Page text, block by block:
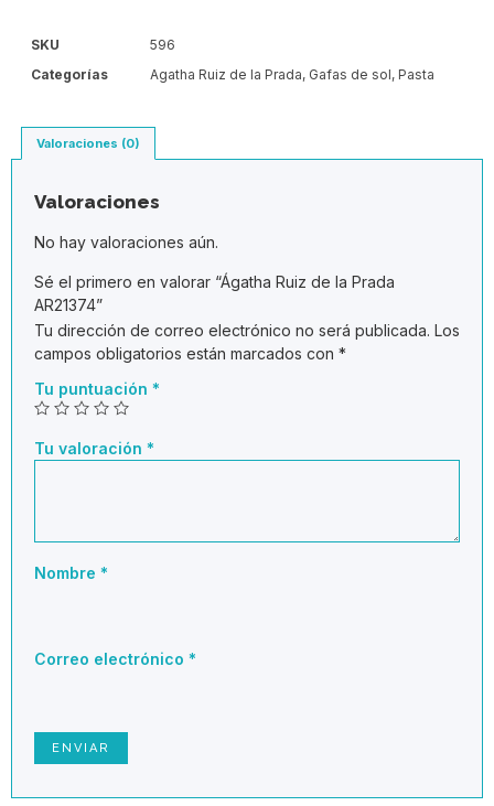
SKU
596
Categorías
Agatha Ruiz de la Prada, Gafas de sol, Pasta
Valoraciones (0)
Valoraciones
No hay valoraciones aún.
Sé el primero en valorar “Ágatha Ruiz de la Prada
AR21374”
Tu dirección de correo electrónico no será publicada. Los
campos obligatorios están marcados con *
Tu puntuación *
Tu valoración *
Nombre *
Correo electrónico *